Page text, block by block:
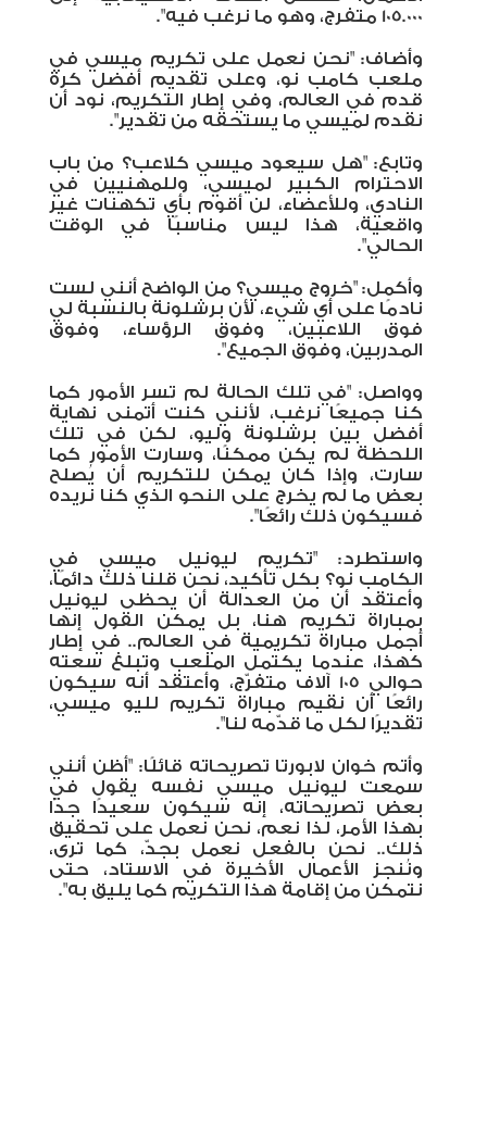
105.000 متفرج، وهو ما نرغب فيه".
وأضاف: "نحن نعمل على تكريم ميسي في
ملعب كامب نو، وعلى تقديم أفضل كرة
قدم في العالم، وفي إطار التكريم، نود أن
نقدم لميسي ما يستحقه من تقدير".
وتابع: "هل سيعود ميسي كلاعب؟ من باب
الاحترام الكبير لميسي، وللمهنيين في
النادي، وللأعضاء، لن أقوم بأي تكهنات غير
واقعية، هذا ليس مناسبًا في الوقت
الحالي".
وأكمل: "خروج ميسي؟ من الواضح أنني لست
نادمًا على أي شيء، لأن برشلونة بالنسبة لي
فوق اللاعبين، وفوق الرؤساء، وفوق
المدربين، وفوق الجميع".
وواصل: "في تلك الحالة لم تسر الأمور كما
كنا جميعًا نرغب، لأنني كنت أتمنى نهاية
أفضل بين برشلونة وليو، لكن في تلك
اللحظة لم يكن ممكنًا، وسارت الأمور كما
سارت، وإذا كان يمكن للتكريم أن يُصلح
بعض ما لم يخرج على النحو الذي كنا نريده
فسيكون ذلك رائعًا".
واستطرد: "تكريم ليونيل ميسي في
الكامب نو؟ بكل تأكيد، نحن قلنا ذلك دائمًا،
وأعتقد أن من العدالة أن يحظى ليونيل
بمباراة تكريم هنا، بل يمكن القول إنها
أجمل مباراة تكريمية في العالم.. في إطار
كهذا، عندما يكتمل الملعب وتبلغ سعته
حوالي 105 آلاف متفرّج، وأعتقد أنه سيكون
رائعًا أن نقيم مباراة تكريم لليو ميسي،
تقديرًا لكل ما قدّمه لنا".
وأتم خوان لابورتا تصريحاته قائلًا: "أظن أنني
سمعت ليونيل ميسي نفسه يقول في
بعض تصريحاته، إنه سيكون سعيدًا جدًا
بهذا الأمر، لذا نعم، نحن نعمل على تحقيق
ذلك.. نحن بالفعل نعمل بجدّ، كما ترى،
ونُنجز الأعمال الأخيرة في الاستاد، حتى
نتمكن من إقامة هذا التكريم كما يليق به".